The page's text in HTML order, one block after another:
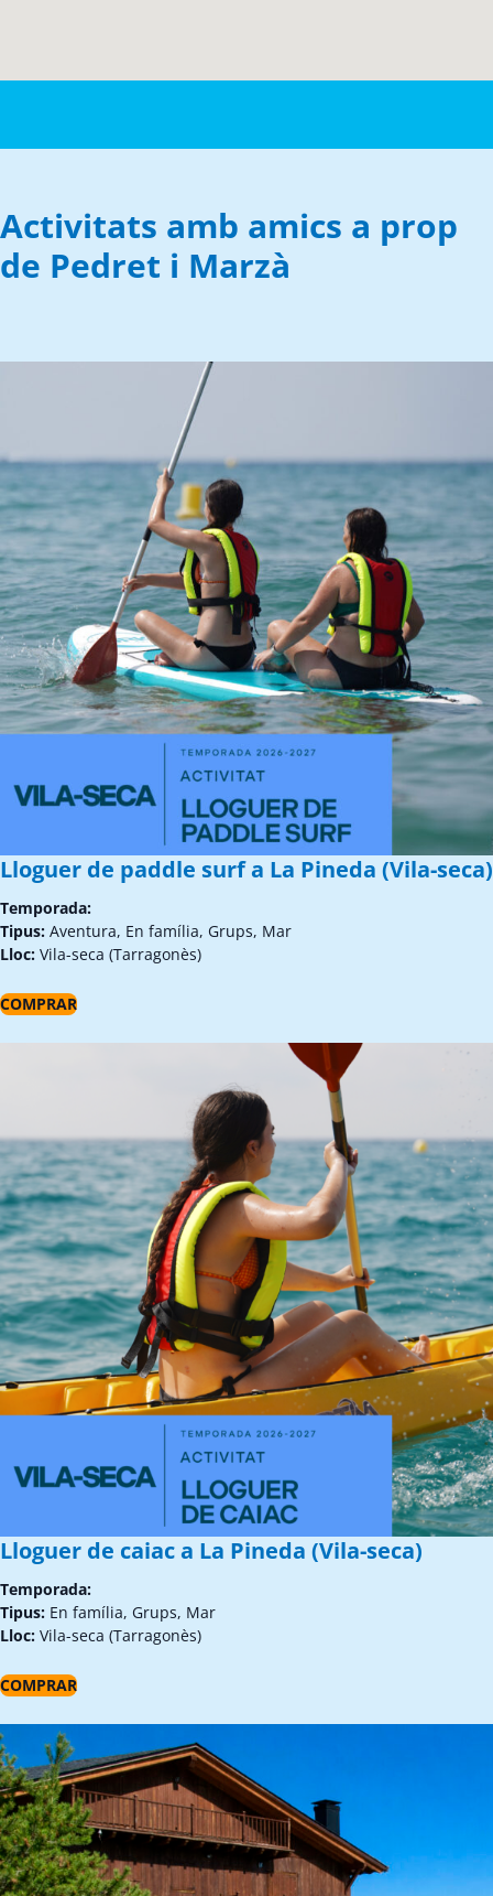
Activitats amb amics a prop
de Pedret i Marzà
Lloguer de paddle surf a La Pineda (Vila-seca)
Temporada:
Tipus: Aventura, En família, Grups, Mar
Lloc: Vila-seca (Tarragonès)
COMPRAR
Lloguer de caiac a La Pineda (Vila-seca)
Temporada:
Tipus: En família, Grups, Mar
Lloc: Vila-seca (Tarragonès)
COMPRAR